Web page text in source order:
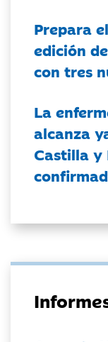
Prepara
edición
con tres
La
alcanza
Castilla y